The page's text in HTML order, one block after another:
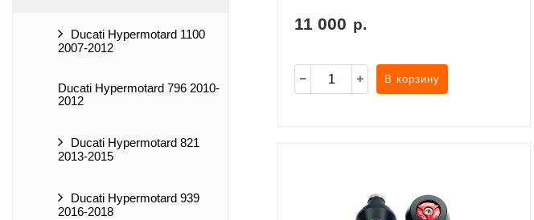
Ducati Hypermotard 1100
2007-2012
Ducati Hypermotard 796 2010-
2012
Ducati Hypermotard 821
2013-2015
Ducati Hypermotard 939
2016-2018
11 000 р.
В корзину